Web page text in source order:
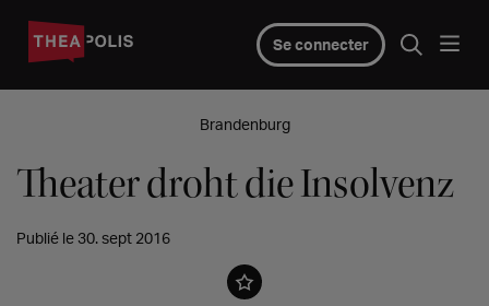
Se connecter
Brandenburg
Theater droht die Insolvenz
Publié le 30. sept 2016